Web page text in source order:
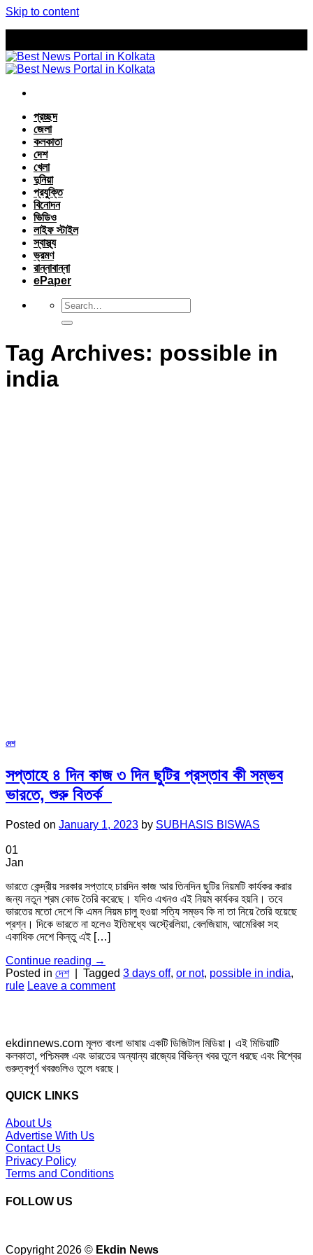
Skip to content
প্রচ্ছদ
জেলা
কলকাতা
দেশ
খেলা
দুনিয়া
প্রযুক্তি
বিনোদন
ভিডিও
লাইফ স্টাইল
স্বাস্থ্য
ভ্রমণ
রান্নাবান্না
ePaper
Tag Archives: possible in
india
দেশ
সপ্তাহে ৪ দিন কাজ ৩ দিন ছুটির প্রস্তাব কী সম্ভব
ভারতে, শুরু বিতর্ক
Posted on January 1, 2023 by SUBHASIS BISWAS
01
Jan
ভারতে কেন্দ্রীয় সরকার সপ্তাহে চারদিন কাজ আর তিনদিন ছুটির নিয়মটি কার্যকর করার
জন্য নতুন শ্রম কোড তৈরি করেছে। যদিও এখনও এই নিয়ম কার্যকর হয়নি। তবে
ভারতের মতো দেশে কি এমন নিয়ম চালু হওয়া সত্যি সম্ভব কি না তা নিয়ে তৈরি হয়েছে
প্রশ্ন। দিকে ভারতে না হলেও ইতিমধ্যে অস্ট্রেলিয়া, বেলজিয়াম, আমেরিকা সহ
একাধিক দেশে কিন্তু এই […]
Continue reading →
Posted in দেশ Tagged 3 days off, or not, possible in india,
rule Leave a comment
ekdinnews.com মূলত বাংলা ভাষায় একটি ডিজিটাল মিডিয়া। এই মিডিয়াটি
কলকাতা, পশ্চিমবঙ্গ এবং ভারতের অন্যান্য রাজ্যের বিভিন্ন খবর তুলে ধরছে এবং বিশ্বের
গুরুত্বপূর্ণ খবরগুলিও তুলে ধরছে।
QUICK LINKS
About Us
Advertise With Us
Contact Us
Privacy Policy
Terms and Conditions
FOLLOW US
Copyright 2026 © Ekdin News